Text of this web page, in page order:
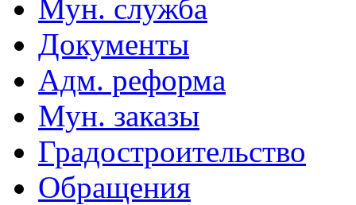
Мун. служба
Документы
Адм. реформа
Мун. заказы
Градостроительство
Обращения